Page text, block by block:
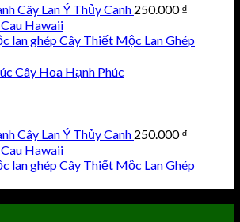
Cây Lan Ý Thủy Canh 250.000₫
Cau Hawaii
Cây Thiết Mộc Lan Ghép
Cây Hoa Hạnh Phúc
Cây Lan Ý Thủy Canh 250.000₫
Cau Hawaii
Cây Thiết Mộc Lan Ghép